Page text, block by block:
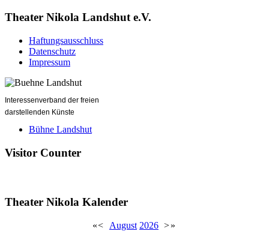
Theater Nikola Landshut e.V.
Haftungsausschluss
Datenschutz
Impressum
Interessenverband der freien
darstellenden Künste
Bühne Landshut
Visitor Counter
Theater Nikola Kalender
«< August 2026 >»